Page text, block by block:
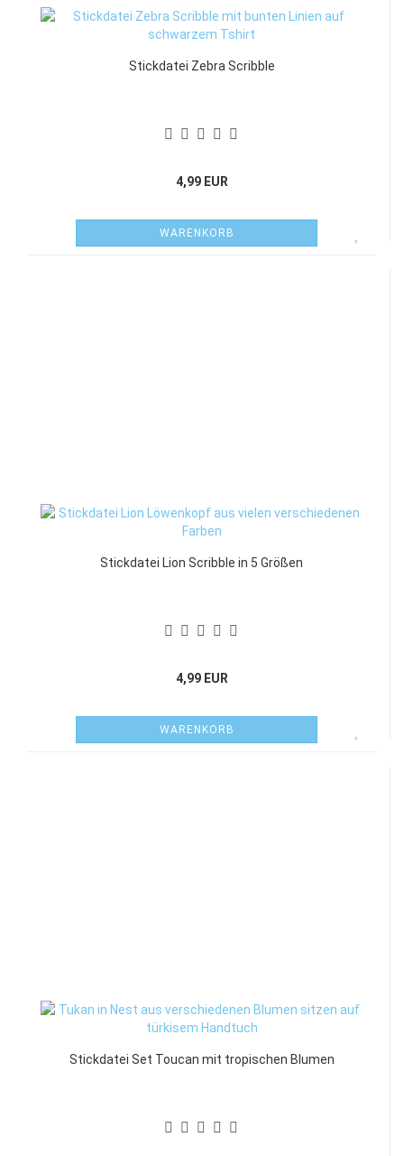
Stickdatei Zebra Scribble
4,99 EUR
WARENKORB
Stickdatei Lion Scribble in 5 Größen
4,99 EUR
WARENKORB
Stickdatei Set Toucan mit tropischen Blumen